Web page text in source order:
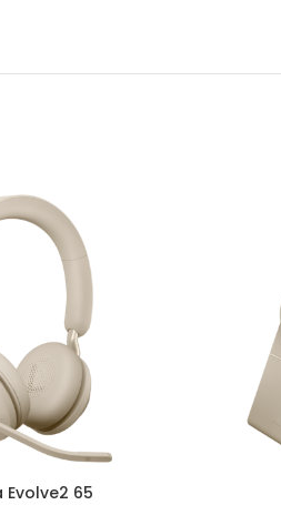
Evolve2 65